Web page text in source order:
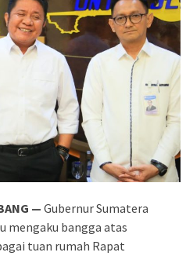
— Gubernur Sumatera
mengaku bangga atas
tuan rumah Rapat